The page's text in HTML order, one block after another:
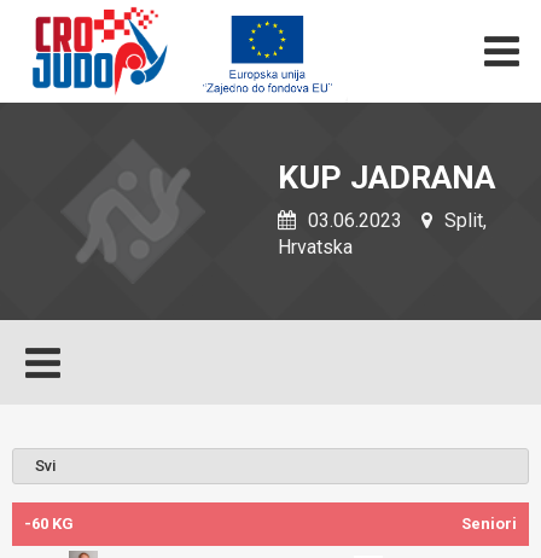
KUP JADRANA
03.06.2023
Split,
Hrvatska
-60 KG Seniori